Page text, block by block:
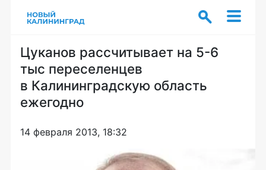
Цуканов рассчитывает на 5-6
тыс переселенцев
в Калининградскую область
ежегодно
14 февраля 2013, 18:32